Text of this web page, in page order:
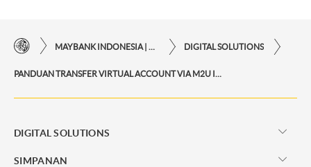
DIGITAL SOLUTIONS
DIGITAL SOLUTIONS
SIMPANAN